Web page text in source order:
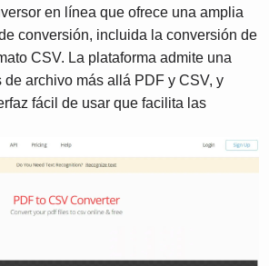
en línea que ofrece una amplia
conversión, incluida la conversión de
CSV. La plataforma admite una
de archivo más allá PDF y CSV, y
fácil de usar que facilita las